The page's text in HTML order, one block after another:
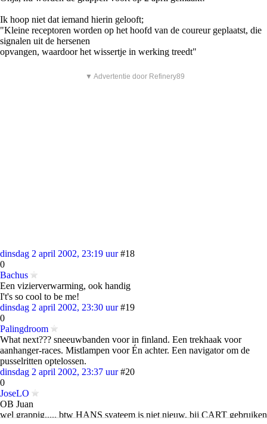
Ik hoop niet dat iemand hierin gelooft;
"Kleine receptoren worden op het hoofd van de coureur geplaatst, die
signalen uit de hersenen
opvangen, waardoor het wissertje in werking treedt"
▼ Advertentie door Refinery89
dinsdag 2 april 2002, 23:19 uur #18
0
Bachus
Een vizierverwarming, ook handig
I't's so cool to be me!
dinsdag 2 april 2002, 23:30 uur #19
0
Palingdroom
What next??? sneeuwbanden voor in finland. Een trekhaak voor
aanhanger-races. Mistlampen voor Én achter. Een navigator om de
pusselritten optelossen.
dinsdag 2 april 2002, 23:37 uur #20
0
JoseLO
OB Juan
wel grappig..... btw HANS syateem is niet nieuw, bij CART gebruiken